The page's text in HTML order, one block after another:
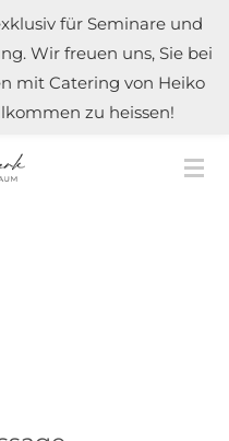
für Seminare und
Wir freuen uns, Sie bei
mit Catering von Heiko
zu heissen!